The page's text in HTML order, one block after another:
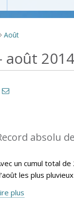
> Août
août 2014
absolu
un cumul total
les plus
plus